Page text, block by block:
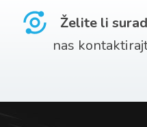
varijanti.
Opcije
odabrati
Želite li
nas